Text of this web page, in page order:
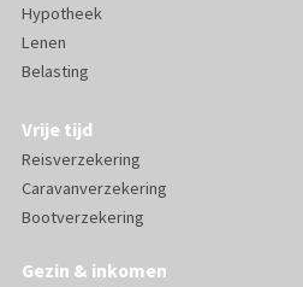
Hypotheek
Lenen
Belasting
Vrije tijd
Reisverzekering
Caravanverzekering
Bootverzekering
Gezin & inkomen